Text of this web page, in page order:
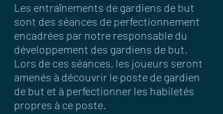
Les entraînements de gardiens de but
sont des séances de perfectionnement
encadrées par notre responsable du
développement des gardiens de but.
Lors de ces séances, les joueurs seront
amenés à découvrir le poste de gardien
de but et à perfectionner les habiletés
propres à ce poste.